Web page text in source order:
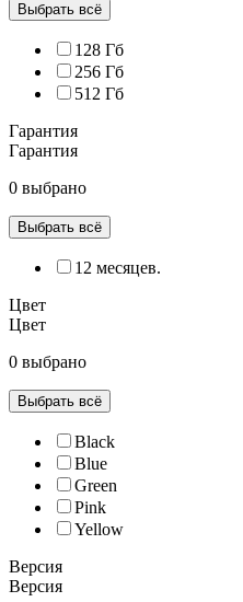
Выбрать всё
128 Гб
256 Гб
512 Гб
Гарантия
Гарантия
0 выбрано
Выбрать всё
12 месяцев.
Цвет
Цвет
0 выбрано
Выбрать всё
Black
Blue
Green
Pink
Yellow
Версия
Версия